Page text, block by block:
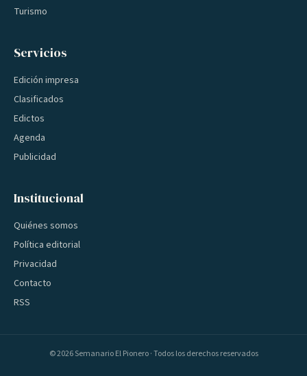
Turismo
Servicios
Edición impresa
Clasificados
Edictos
Agenda
Publicidad
Institucional
Quiénes somos
Política editorial
Privacidad
Contacto
RSS
©2026Semanario El Pionero · Todos los derechos reservados